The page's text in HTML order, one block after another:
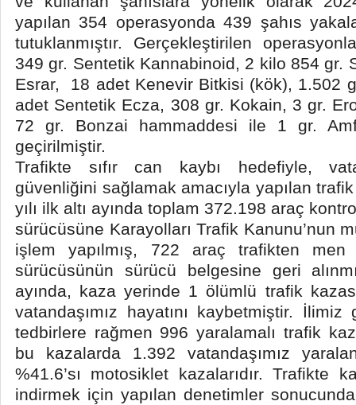
yapılan 354 operasyonda 439 şahıs
tutuklanmıştır. Gerçekleştirilen
349 gr. Sentetik Kannabinoid, 2 kilo 854
Esrar, 18 adet Kenevir Bitkisi (kök), 1.502
adet Sentetik Ecza, 308 gr. Kokain, 3 gr.
72 gr. Bonzai hammaddesi ile 1 gr.
geçirilmiştir.
Trafikte sıfır can kaybı hedefiyle,
güvenliğini sağlamak amacıyla yapılan
yılı ilk altı ayında toplam 372.198 araç
sürücüsüne Karayolları Trafik Kanunu’nun
işlem yapılmış, 722 araç trafikten
sürücüsünün sürücü belgesine geri
ayında, kaza yerinde 1 ölümlü trafik
vatandaşımız hayatını kaybetmiştir.
tedbirlere rağmen 996 yaralamalı trafik
bu kazalarda 1.392 vatandaşımız
%41.6’sı motosiklet kazalarıdır. Trafikte
indirmek için yapılan denetimler